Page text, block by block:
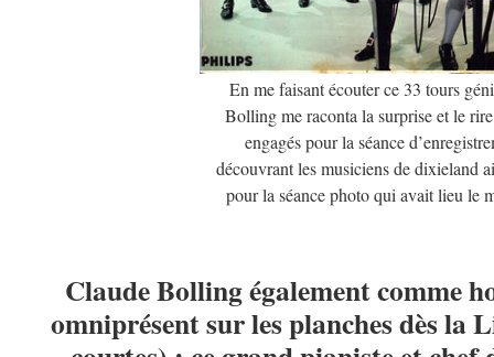
En me faisant écouter ce 33 tours
Bolling me raconta la surprise et le
engagés pour la séance
découvrant les musiciens de dixieland
pour la séance photo qui avait lieu le
Claude Bolling également comme
omniprésent sur les planches dès la